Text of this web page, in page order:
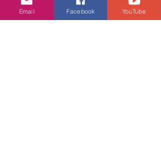
Email Facebook YouTube